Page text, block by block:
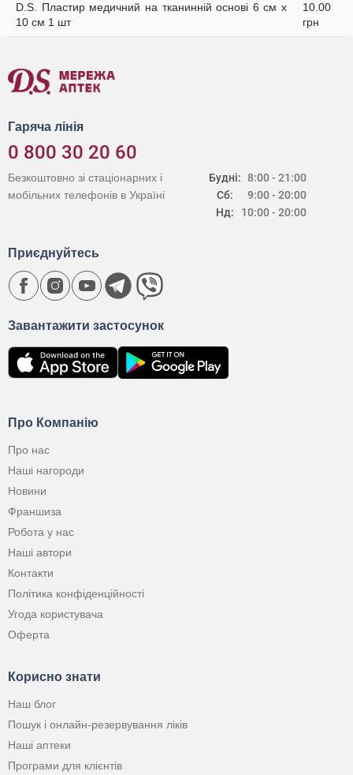
D.S. Пластир медичний на тканинній основі 6 см х
10 см 1 шт
10.00
грн
Гаряча лінія
0 800 30 20 60
Будні:
Сб:
Нд:
8:00 - 21:00
9:00 - 20:00
10:00 - 20:00
Безкоштовно зі стаціонарних і
мобільних телефонів в Україні
Про Компанію
Про нас
Наші нагороди
Новини
Франшиза
Робота у нас
Наші автори
Контакти
Політика конфіденційності
Угода користувача
Оферта
Корисно знати
Наш блог
Пошук і онлайн-резервування ліків
Наші аптеки
Програми для клієнтів
Завантажити застосунок
Приєднуйтесь